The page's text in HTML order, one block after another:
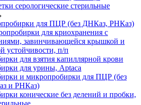
серологические стерильные
для ПЦР (без ДНКаз, РНКаз)
для криохранения с
завинчивающейся крышкой и
устойчивости, п/п
для взятия капиллярной крови
для урины, Aptaca
и микропробирки для ПЦР (без
и РНКаз)
конические без делений и пробки,